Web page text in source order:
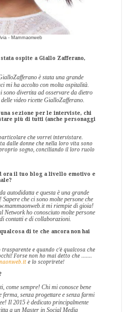
- Mammaonweb
ospite a Giallo Zafferano,
è stata una grande
mi ha accolto con molta ospitalità.
sono divertita ad osservare da dietro
video ricette GialloZafferano.
sezione per le interviste, chi
più di tutti (anche personaggi
che vorrei intervistare.
dalle donne che nella loro vita sono
sogno, conciliando il loro ruolo
ora il tuo blog a livello emotivo e
autodidatta e questa è una grande
che ci sono molte persone che
mi riempie di gioia!
Network ho conosciuto molte persone
contatti e di collaborazioni.
di te che ancora non hai
e quando c'è qualcosa che
Forse non ho mai detto che .......
e lo scoprirete!
come sempre! Chi mi conosce bene
ferma, senza progettare e senza farmi
Il 2015 è dedicato principalmente
a un Master in Social Media